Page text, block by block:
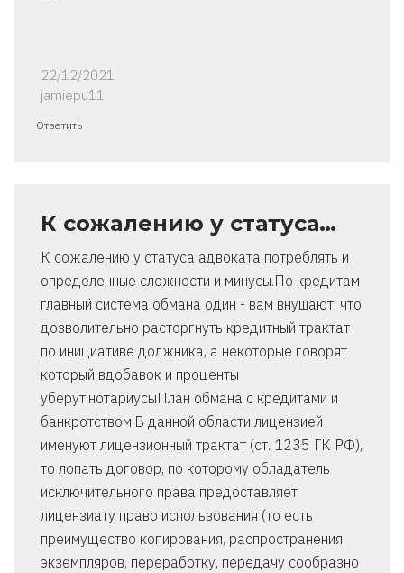
22/12/2021
jamiepu11
Ответить
К сожалению у статуса…
К сожалению у статуса адвоката потреблять и
определенные сложности и минусы.По кредитам
главный система обмана один - вам внушают, что
дозволительно расторгнуть кредитный трактат
по инициативе должника, а некоторые говорят
который вдобавок и проценты
уберут.нотариусыПлан обмана с кредитами и
банкротством.В данной области лицензией
именуют лицензионный трактат (ст. 1235 ГК РФ),
то лопать договор, по которому обладатель
исключительного права предоставляет
лицензиату право использования (то есть
преимущество копирования, распространения
экземпляров, переработку, передачу сообразно